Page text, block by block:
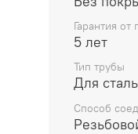
Гарантия от
5 лет
Тип трубы
Для
Способ